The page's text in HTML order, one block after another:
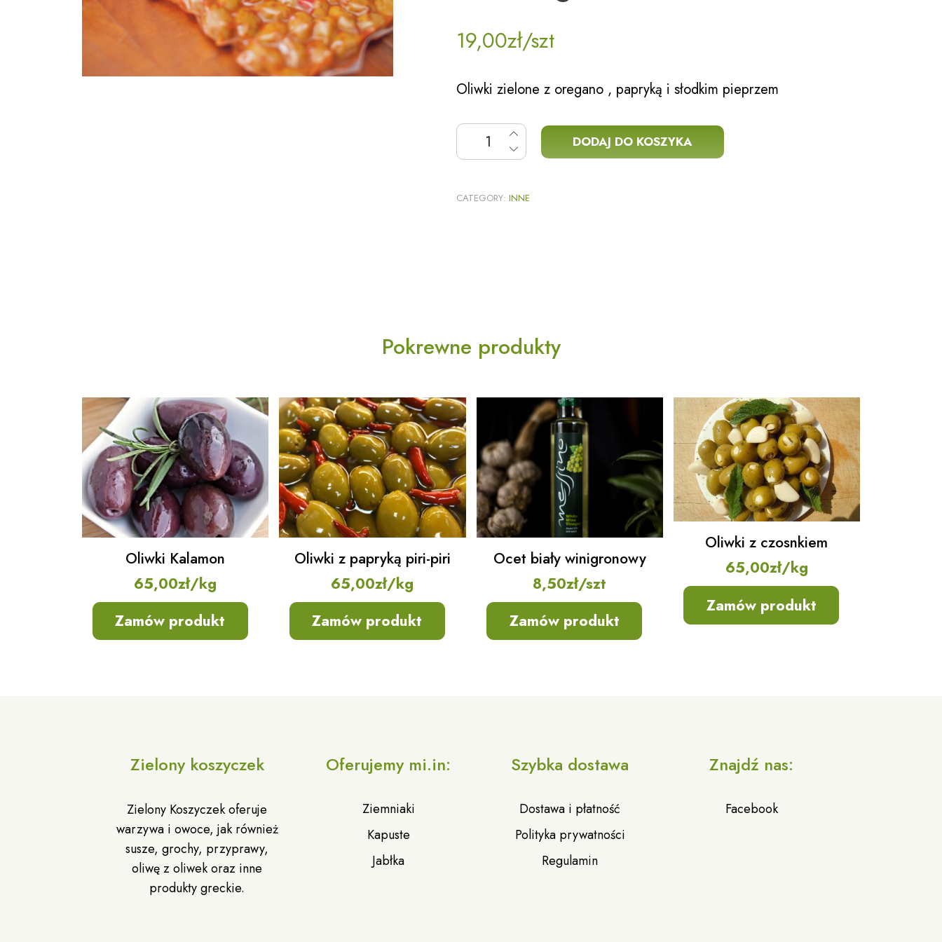
19,00zł/szt
Oliwki zielone z oregano , papryką i słodkim pieprzem
ilość Oliwki marynowaneDODAJ DO KOSZYKA
CATEGORY: INNE
Pokrewne produkty
Oliwki Kalamon
65,00zł/kg
Zamów produkt
Oliwki z papryką piri-piri
65,00zł/kg
Zamów produkt
Ocet biały winigronowy
8,50zł/szt
Zamów produkt
Oliwki z czosnkiem
65,00zł/kg
Zamów produkt
Zielony koszyczek
Zielony Koszyczek oferuje
warzywa i owoce, jak również
susze, grochy, przyprawy,
oliwę z oliwek oraz inne
produkty greckie.
Oferujemy mi.in:
Ziemniaki
Kapuste
Jabłka
Szybka dostawa
Dostawa i płatność
Polityka prywatności
Regulamin
Znajdź nas:
Facebook